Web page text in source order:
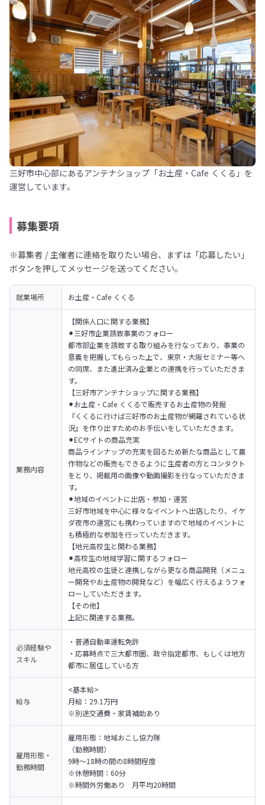
三好市中心部にあるアンテナショップ「お土産・Cafe くくる」を
運営しています。
募集要項
※募集者 / 主催者に連絡を取りたい場合、まずは「応募したい」
ボタンを押してメッセージを送ってください。
就業場所 お土産・Cafe くくる
業務内容
【関係人口に関する業務】
⚫︎三好市企業誘致事業のフォロー
都市部企業を誘致する取り組みを行なっており、事業の
意義を把握してもらった上で、東京・大阪セミナー等へ
の同席、また進出済み企業との連携を行っていただきま
す。
【三好市アンテナショップに関する業務】
⚫︎お土産・Cafe くくるで販売するお土産物の発掘
『くくるに行けば三好市のお土産物が網羅されている状
況』を作り出すためのお手伝いをしていただきます。
⚫︎ECサイトの商品充実
商品ラインナップの充実を図るため新たな商品として農
作物などの販売もできるように生産者の方とコンタクト
をとり、掲載用の画像や動画撮影を行なっていただきま
す。
⚫︎地域のイベントに出店・参加・運営
三好市地域を中心に様々なイベントへ出店したり、イケ
ダ夜市の運営にも携わっていますので地域のイベントに
も積極的な参加を行っていただきます。
【地元高校生と関わる業務】
⚫︎高校生の地域学習に関するフォロー
地元高校の生徒と連携しながら更なる商品開発（メニュ
ー開発やお土産物の開発など）を幅広く行えるようフォ
ローしていただきます。
【その他】
上記に関連する業務。
必須経験や
スキル
・普通自動車運転免許
・応募時点で三大都市圏、政令指定都市、もしくは地方
都市に居住している方
給与
<基本給>
月給：29.1万円
※別途交通費・家賃補助あり
雇用形態・
勤務時間
雇用形態：地域おこし協力隊
（勤務時間）
9時～18時の間の8時間程度
※休憩時間：60分
※時間外労働あり　月平均20時間